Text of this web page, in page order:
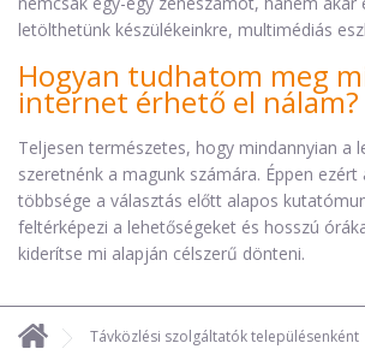
letölthetünk készülékeinkre, multimédiás
Hogyan tudhatom meg
internet érhető el nálam?
Teljesen természetes, hogy mindannyian a
szeretnénk a magunk számára. Éppen ezért
többsége a választás előtt alapos
feltérképezi a lehetőségeket és hosszú
kiderítse mi alapján célszerű dönteni.
Távközlési szolgáltatók településenként